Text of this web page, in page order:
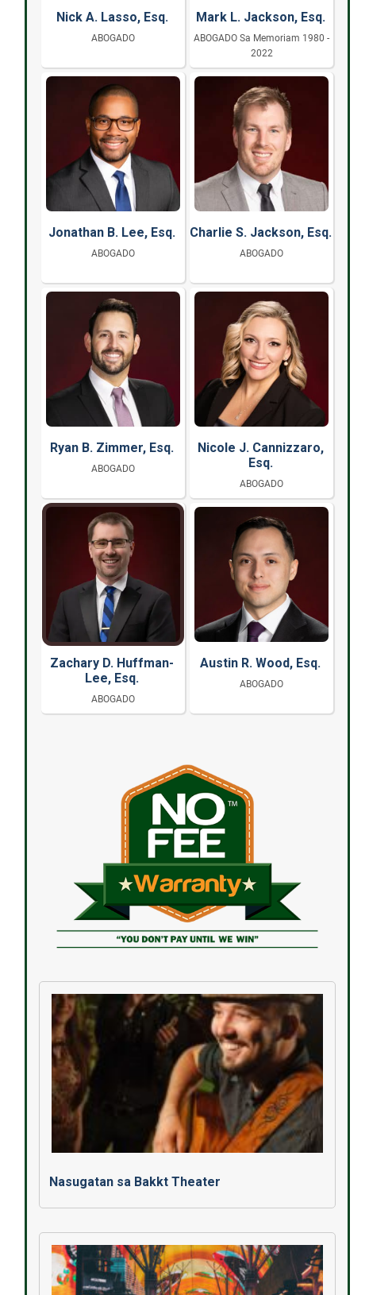
Nick A. Lasso, Esq.
ABOGADO
Mark L. Jackson, Esq.
ABOGADO Sa Memoriam 1980 -
2022
Jonathan B. Lee, Esq.
ABOGADO
Charlie S. Jackson, Esq.
ABOGADO
Ryan B. Zimmer, Esq.
ABOGADO
Nicole J. Cannizzaro,
Esq.
ABOGADO
Zachary D. Huffman-
Lee, Esq.
ABOGADO
Austin R. Wood, Esq.
ABOGADO
Nasugatan sa Bakkt Theater